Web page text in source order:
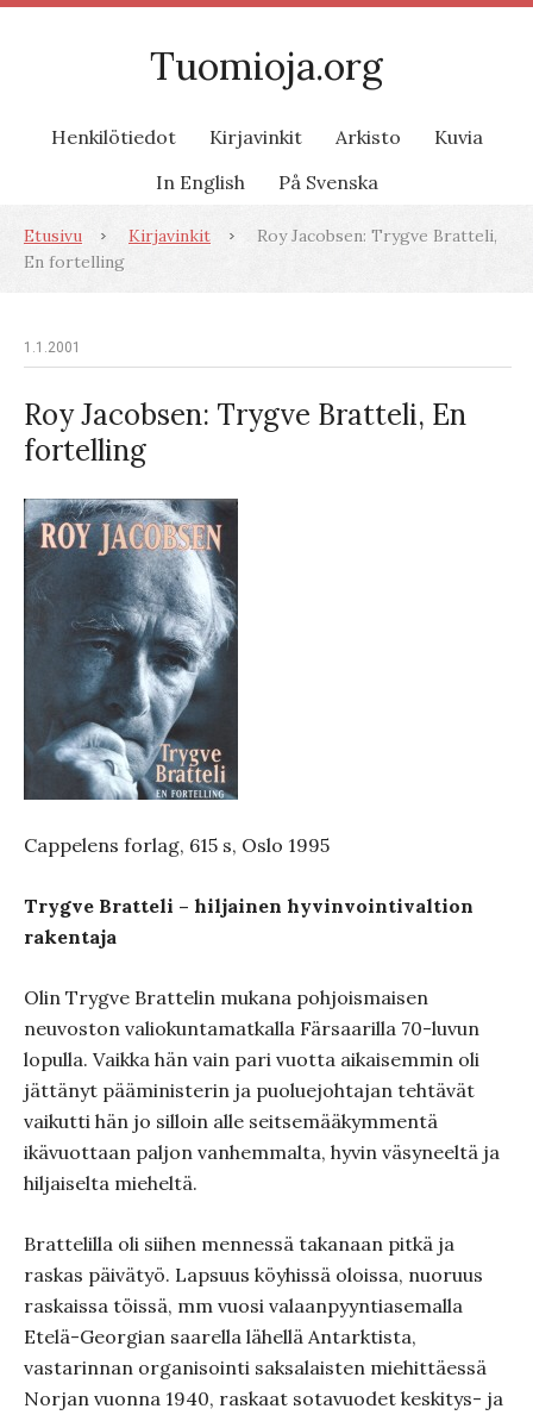
Tuomioja.org
Henkilötiedot Kirjavinkit Arkisto
Kuvia
In English
På Svenska
Etusivu Kirjavinkit
Roy Jacobsen: Trygve Bratteli,
En fortelling
1.1.2001
Roy Jacobsen: Trygve Bratteli, En
fortelling
Cappelens forlag, 615 s, Oslo 1995
Trygve Bratteli – hiljainen hyvinvointivaltion
rakentaja
Olin Trygve Brattelin mukana pohjoismaisen
neuvoston valiokuntamatkalla Färsaarilla 70-luvun
lopulla. Vaikka hän vain pari vuotta aikaisemmin oli
jättänyt pääministerin ja puoluejohtajan tehtävät
vaikutti hän jo silloin alle seitsemääkymmentä
ikävuottaan paljon vanhemmalta, hyvin väsyneeltä ja
hiljaiselta mieheltä.
Brattelilla oli siihen mennessä takanaan pitkä ja
raskas päivätyö. Lapsuus köyhissä oloissa, nuoruus
raskaissa töissä, mm vuosi valaanpyyntiasemalla
Etelä-Georgian saarella lähellä Antarktista,
vastarinnan organisointi saksalaisten miehittäessä
Norjan vuonna 1940, raskaat sotavuodet keskitys- ja